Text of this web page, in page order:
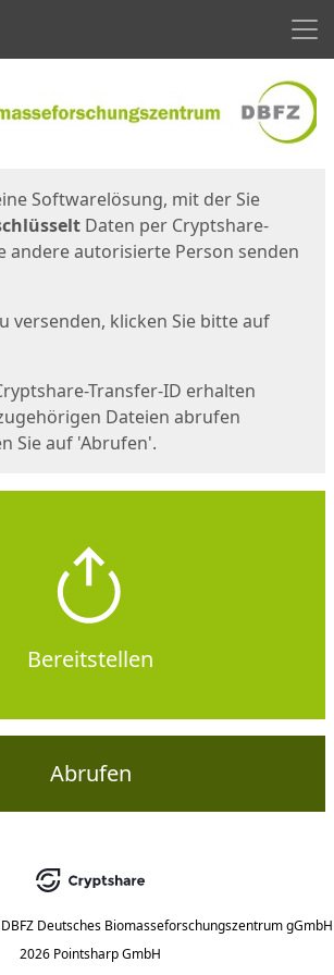
Softwarelösung, mit der Sie
Daten per Cryptshare-
andere autorisierte Person senden
versenden, klicken Sie bitte auf
Transfer-ID erhalten
Dateien abrufen
Sie auf 'Abrufen'.
Bereitstellen
Abrufen
DBFZ Deutsches Biomasseforschungszentrum gGmbH
2026 Pointsharp GmbH